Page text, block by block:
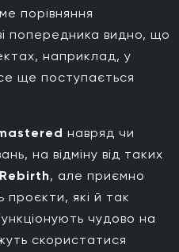
порівняння
попередника видно, що
наприклад, у
ще поступається
навряд чи
на відміну від таких
, але приємно
проєкти, які й так
чудово на
скористатися